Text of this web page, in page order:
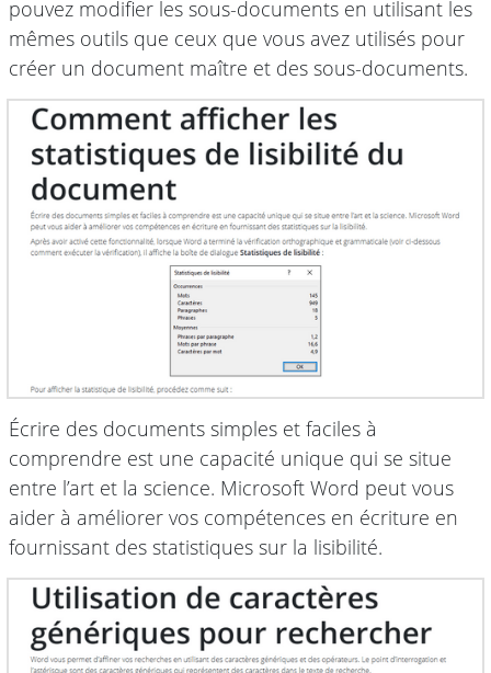
pouvez modifier les sous-documents en utilisant les
mêmes outils que ceux que vous avez utilisés pour
créer un document maître et des sous-documents.
Écrire des documents simples et faciles à
comprendre est une capacité unique qui se situe
entre l’art et la science. Microsoft Word peut vous
aider à améliorer vos compétences en écriture en
fournissant des statistiques sur la lisibilité.